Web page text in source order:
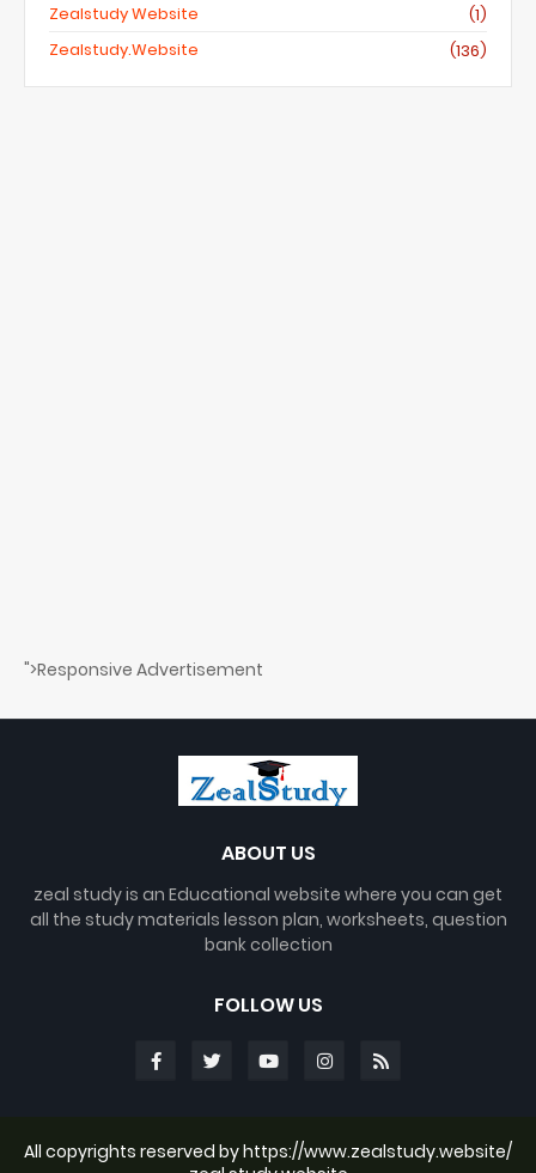
Zealstudy Website
(1)
Zealstudy.website
(136)
">Responsive Advertisement
ABOUT US
zeal study is an Educational website where you can get
all the study materials lesson plan, worksheets, question
bank collection
FOLLOW US
All copyrights reserved by https://www.zealstudy.website/